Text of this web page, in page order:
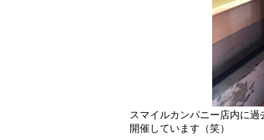
スマイルカンパニー店内に
開催しています（笑）